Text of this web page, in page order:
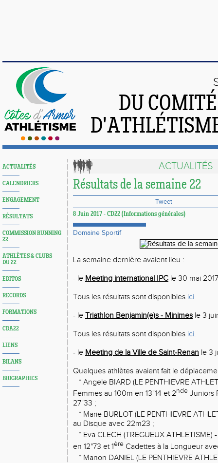
DU
ACTUALITÉS
CALENDRIERS
ENGAGEMENT
RÉSULTATS
COMMISSION RUNNING
22
ATHLÈTES & CLUBS
DU 22
EDITOS
RECORDS
FORMATIONS
CDA22
LIENS
BILANS
BIOGRAPHIES
ACTUALITÉS
Résultats de la semaine 22
Tweet
8 Juin 2017 - CD22 (Informations générales)
Domaine Sportif
La semaine dernière avaient lieu :
- le Meeting international IPC le 30 mai
Tous les résultats sont disponibles ici.
- le Triathlon Benjamin(e)s - Minimesle 3
Tous les résultats sont disponibles ici.
- le Meeting de la Ville de Saint-Renan le 3
Quelques athlètes avaient fait le
* Angele BIARD (LE PENTHIEVRE
Femmes au 100m en 13"14 et 2nde Juniors
27"33 ;
* Marie BURLOT (LE PENTHIEVRE
au Disque avec 22m23 ;
* Eva CLECH (TREGUEUX ATHLETISME) -
en 12"73 et 1ère Cadettes à la Longueur
* Manon DANIEL (LE PENTHIEVRE